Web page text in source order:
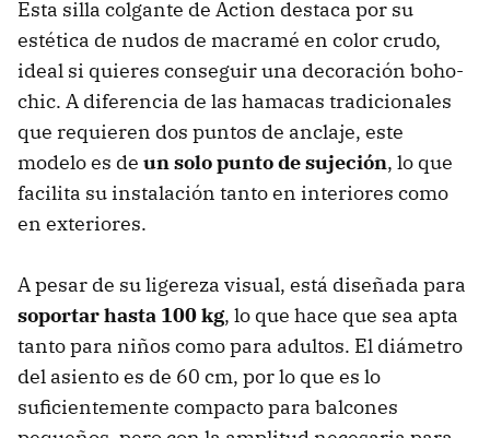
Esta silla colgante de Action destaca por su
estética de nudos de macramé en color crudo,
ideal si quieres conseguir una decoración boho-
chic. A diferencia de las hamacas tradicionales
que requieren dos puntos de anclaje, este
modelo es de un solo punto de sujeción, lo que
facilita su instalación tanto en interiores como
en exteriores.
A pesar de su ligereza visual, está diseñada para
soportar hasta 100 kg, lo que hace que sea apta
tanto para niños como para adultos. El diámetro
del asiento es de 60 cm, por lo que es lo
suficientemente compacto para balcones